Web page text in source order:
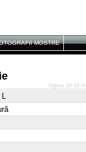
MOSTRE
L
Sigma 10-18